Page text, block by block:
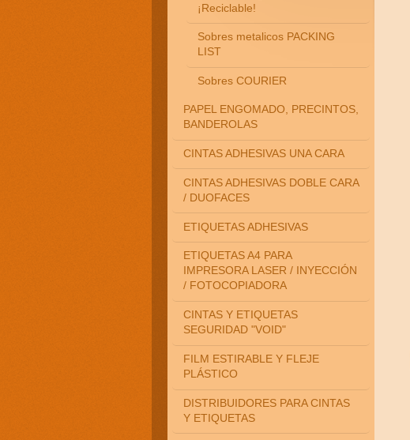
¡Reciclable!
Sobres metalicos PACKING
LIST
Sobres COURIER
PAPEL ENGOMADO, PRECINTOS,
BANDEROLAS
CINTAS ADHESIVAS UNA CARA
CINTAS ADHESIVAS DOBLE CARA
/ DUOFACES
ETIQUETAS ADHESIVAS
ETIQUETAS A4 PARA
IMPRESORA LASER / INYECCIÓN
/ FOTOCOPIADORA
CINTAS Y ETIQUETAS
SEGURIDAD "VOID"
FILM ESTIRABLE Y FLEJE
PLÁSTICO
DISTRIBUIDORES PARA CINTAS
Y ETIQUETAS